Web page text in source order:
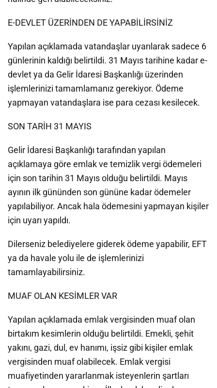
E-DEVLET ÜZERİNDEN DE YAPABİLİRSİNİZ
Yapılan açıklamada vatandaşlar uyarılarak sadece 6
günlerinin kaldığı belirtildi. 31 Mayıs tarihine kadar e-
devlet ya da Gelir İdaresi Başkanlığı üzerinden
işlemlerinizi tamamlamanız gerekiyor. Ödeme
yapmayan vatandaşlara ise para cezası kesilecek.
SON TARİH 31 MAYIS
Gelir İdaresi Başkanlığı tarafından yapılan
açıklamaya göre emlak ve temizlik vergi ödemeleri
için son tarihin 31 Mayıs olduğu belirtildi. Mayıs
ayının ilk gününden son gününe kadar ödemeler
yapılabiliyor. Ancak hala ödemesini yapmayan kişiler
için uyarı yapıldı.
Dilerseniz belediyelere giderek ödeme yapabilir, EFT
ya da havale yolu ile de işlemlerinizi
tamamlayabilirsiniz.
MUAF OLAN KESİMLER VAR
Yapılan açıklamada emlak vergisinden muaf olan
birtakım kesimlerin olduğu belirtildi. Emekli, şehit
yakını, gazi, dul, ev hanımı, işsiz gibi kişiler emlak
vergisinden muaf olabilecek. Emlak vergisi
muafiyetinden yararlanmak isteyenlerin şartları